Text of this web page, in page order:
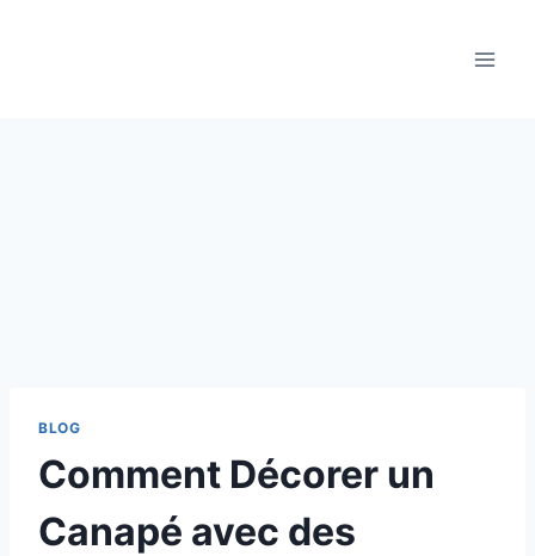
BLOG
Comment Décorer un
Canapé avec des